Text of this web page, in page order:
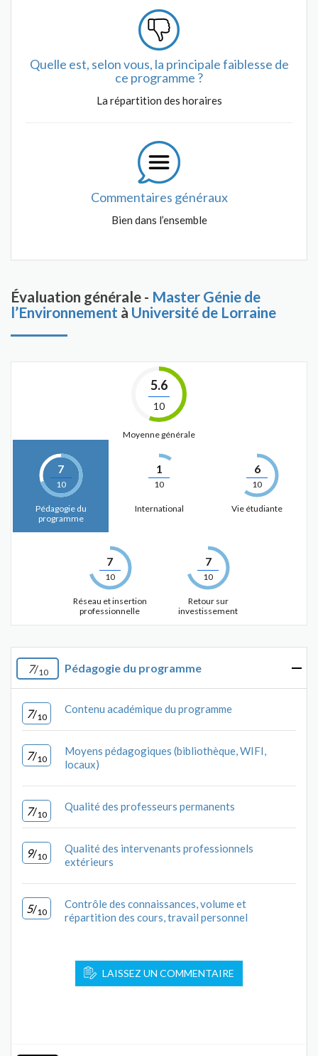
Quelle est, selon vous, la principale faiblesse de
ce programme ?
La répartition des horaires
Commentaires généraux
Bien dans l’ensemble
Évaluation générale - Master Génie de
l’Environnement à Université de Lorraine
5.6
10
Moyenne générale
7
10
Pédagogie du
programme
1
10
International
6
10
Vie étudiante
7
10
Réseau et insertion
professionnelle
7
10
Retour sur
investissement
7/10 Pédagogie du programme
7/10
Contenu académique du programme
7/10
Moyens pédagogiques (bibliothèque, WIFI,
locaux)
7/10
Qualité des professeurs permanents
9/10
Qualité des intervenants professionnels
extérieurs
5/10
Contrôle des connaissances, volume et
répartition des cours, travail personnel
LAISSEZ UN COMMENTAIRE